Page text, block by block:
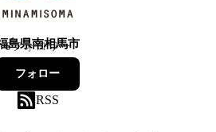
島県南相馬市
6フォロワー
フォロー
RSS